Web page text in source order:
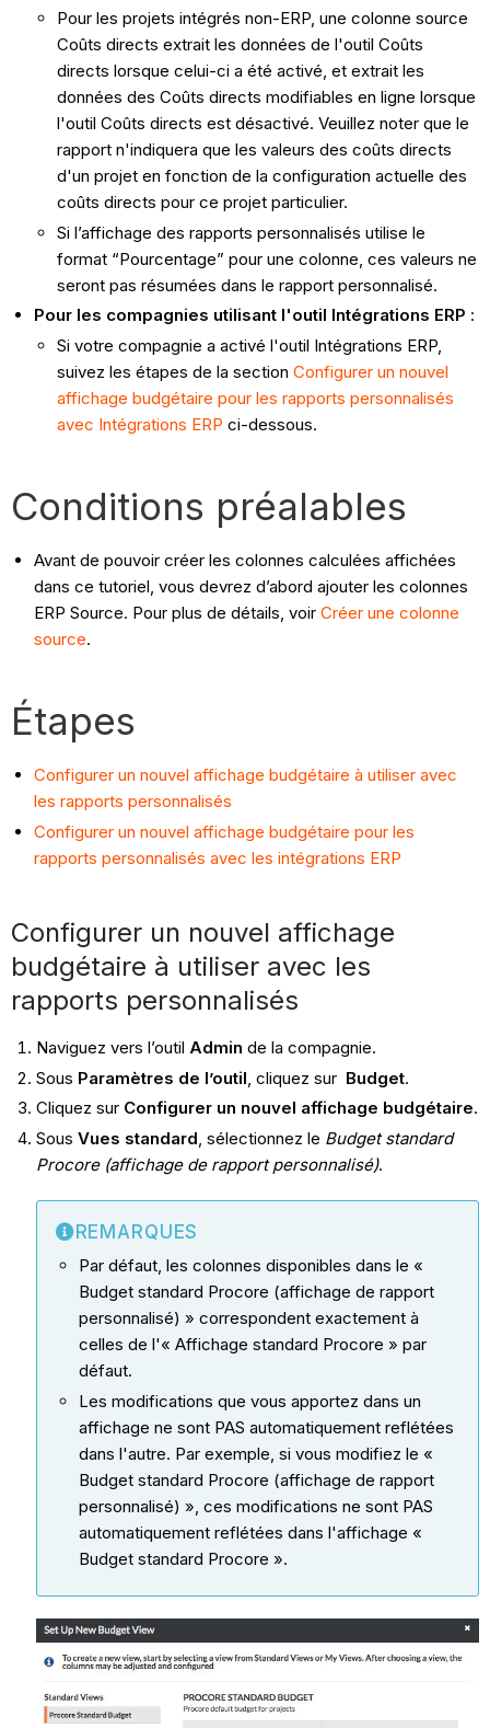
Pour les projets intégrés non-ERP, une colonne source
Coûts directs extrait les données de l'outil Coûts
directs lorsque celui-ci a été activé, et extrait les
données des Coûts directs modifiables en ligne lorsque
l'outil Coûts directs est désactivé. Veuillez noter que le
rapport n'indiquera que les valeurs des coûts directs
d'un projet en fonction de la configuration actuelle des
coûts directs pour ce projet particulier.
Si l’affichage des rapports personnalisés utilise le
format “Pourcentage” pour une colonne, ces valeurs ne
seront pas résumées dans le rapport personnalisé.
Pour les compagnies utilisant l'outil Intégrations ERP :
Si votre compagnie a activé l'outil Intégrations ERP,
suivez les étapes de la sectionConfigurer un nouvel
affichage budgétaire pour les rapports personnalisés
avec Intégrations ERP ci-dessous.
Conditions préalables
Avant de pouvoir créer les colonnes calculées affichées
dans ce tutoriel, vous devrez d’abord ajouter les colonnes
ERP Source. Pour plus de détails, voirCréer une colonne
source.
Étapes
Configurer un nouvel affichage budgétaire à utiliser avec
les rapports personnalisés
Configurer un nouvel affichage budgétaire pour les
rapports personnalisés avec les intégrations ERP
Configurer un nouvel affichage
budgétaire à utiliser avec les
rapports personnalisés
Naviguez vers l’outil Admin de la compagnie.
Sous Paramètres de l’outil , cliquez sur Budget.
Cliquez sur Configurer un nouvel affichage budgétaire.
Sous Vues standard, sélectionnez le Budget standard
Procore (affichage de rapport personnalisé).
REMARQUES
Par défaut, les colonnes disponibles dans le «
Budget standard Procore (affichage de rapport
personnalisé) » correspondent exactement à
celles de l'« Affichage standard Procore » par
défaut.
Les modifications que vous apportez dans un
affichage ne sont PAS automatiquement reflétées
dans l'autre. Par exemple, si vous modifiez le «
Budget standard Procore (affichage de rapport
personnalisé) », ces modifications ne sont PAS
automatiquement reflétées dans l'affichage «
Budget standard Procore ».